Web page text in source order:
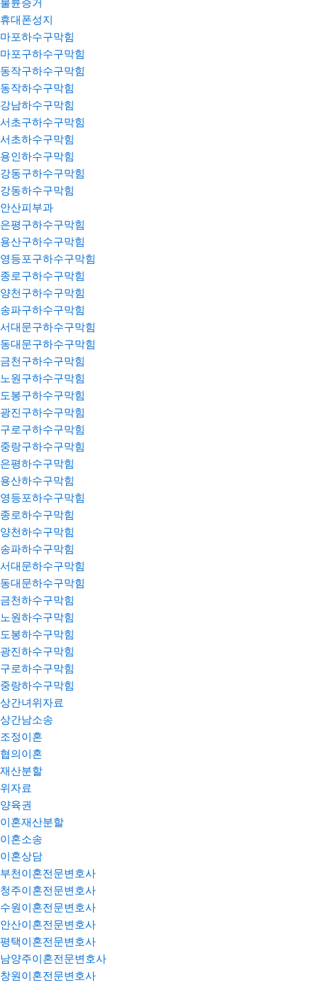
불륜증거
휴대폰성지
마포하수구막힘
마포구하수구막힘
동작구하수구막힘
동작하수구막힘
강남하수구막힘
서초구하수구막힘
서초하수구막힘
용인하수구막힘
강동구하수구막힘
강동하수구막힘
안산피부과
은평구하수구막힘
용산구하수구막힘
영등포구하수구막힘
종로구하수구막힘
양천구하수구막힘
송파구하수구막힘
서대문구하수구막힘
동대문구하수구막힘
금천구하수구막힘
노원구하수구막힘
도봉구하수구막힘
광진구하수구막힘
구로구하수구막힘
중랑구하수구막힘
은평하수구막힘
용산하수구막힘
영등포하수구막힘
종로하수구막힘
양천하수구막힘
송파하수구막힘
서대문하수구막힘
동대문하수구막힘
금천하수구막힘
노원하수구막힘
도봉하수구막힘
광진하수구막힘
구로하수구막힘
중랑하수구막힘
상간녀위자료
상간남소송
조정이혼
협의이혼
재산분할
위자료
양육권
이혼재산분할
이혼소송
이혼상담
부천이혼전문변호사
청주이혼전문변호사
수원이혼전문변호사
안산이혼전문변호사
평택이혼전문변호사
남양주이혼전문변호사
창원이혼전문변호사